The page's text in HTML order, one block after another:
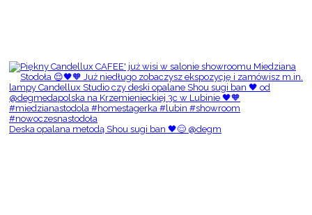
Deska opalana metodą Shou sugi ban 🖤😌 @degm